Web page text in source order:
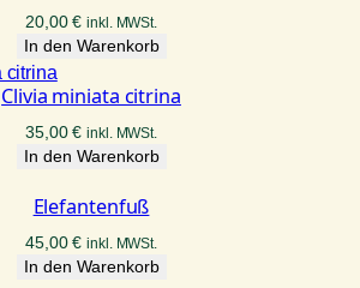
20,00€ inkl. MWSt.
In den Warenkorb
Clivia miniata citrina
35,00€ inkl. MWSt.
In den Warenkorb
Elefantenfuß
45,00€ inkl. MWSt.
In den Warenkorb